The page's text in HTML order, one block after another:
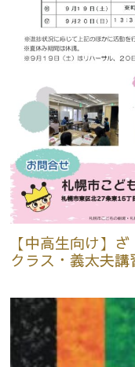
【中高生向け】
クラス・義太夫